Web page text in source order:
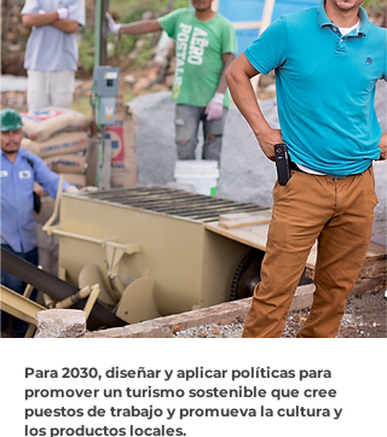
Para 2030, diseñar y aplicar políticas para
promover un turismo sostenible que cree
puestos de trabajo y promueva la cultura y
los productos locales.